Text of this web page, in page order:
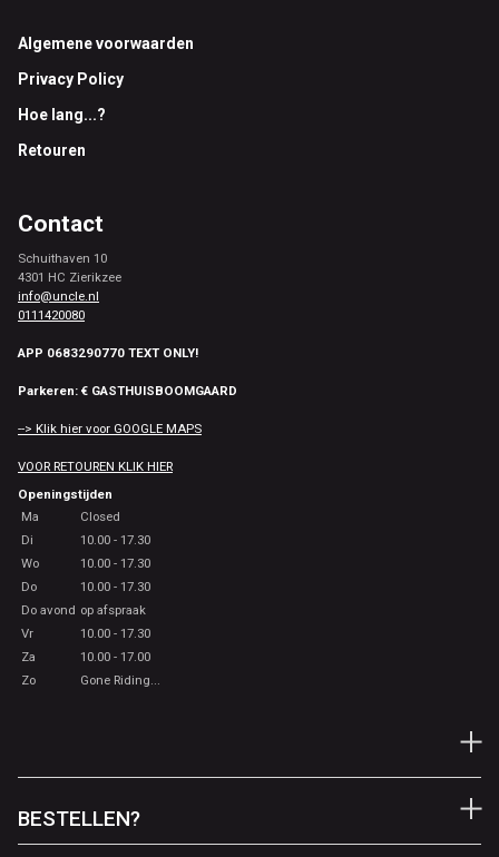
Footer
Algemene voorwaarden
Privacy Policy
Hoe lang...?
Retouren
Contact
Schuithaven 10
4301 HC Zierikzee
info@uncle.nl
0111420080
APP 0683290770 TEXT ONLY!
Parkeren: € GASTHUISBOOMGAARD
--> Klik hier voor GOOGLE MAPS
VOOR RETOUREN KLIK HIER
Openingstijden
Ma
Closed
Di
10.00 - 17.30
Wo
10.00 - 17.30
Do
10.00 - 17.30
Do avond op afspraak
Vr
10.00 - 17.30
Za
10.00 - 17.00
Zo
Gone Riding...
BESTELLEN?